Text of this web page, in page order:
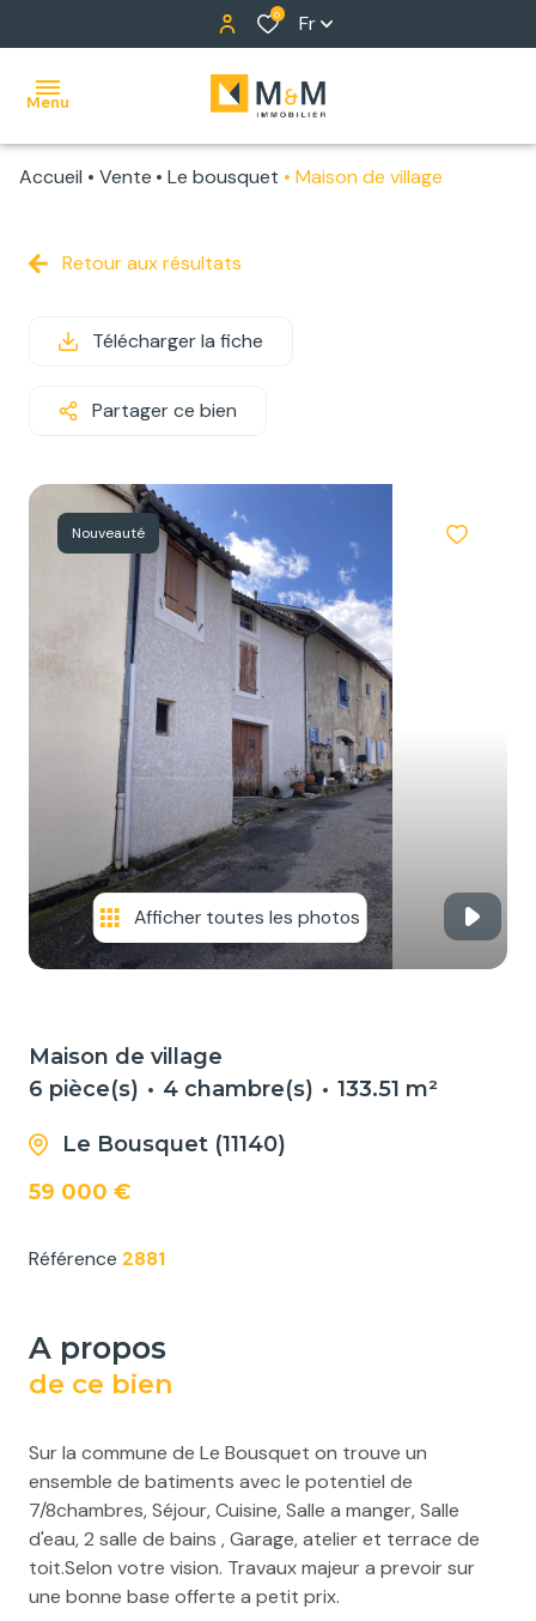
0 Fr
Menu
NOS
ALERTE
ÉQUIPE
NOS
SERVICES
NOUS
CONTACTER
Accueil Vente Le bousquet Maison de village
Retour aux résultats
Télécharger la fiche
Partager ce bien
Nouveauté
Afficher toutes les photos
Maison de village
6 pièce(s)
4 chambre(s) 133.51 m²
Le Bousquet (11140)
59 000 €
Référence 2881
a propos
de ce bien
Sur la commune de Le Bousquet on trouve un
ensemble de batiments avec le potentiel de
7/8chambres, Séjour, Cuisine, Salle a manger, Salle
d'eau, 2 salle de bains , Garage, atelier et terrace de
toit.Selon votre vision. Travaux majeur a prevoir sur
une bonne base offerte a petit prix.